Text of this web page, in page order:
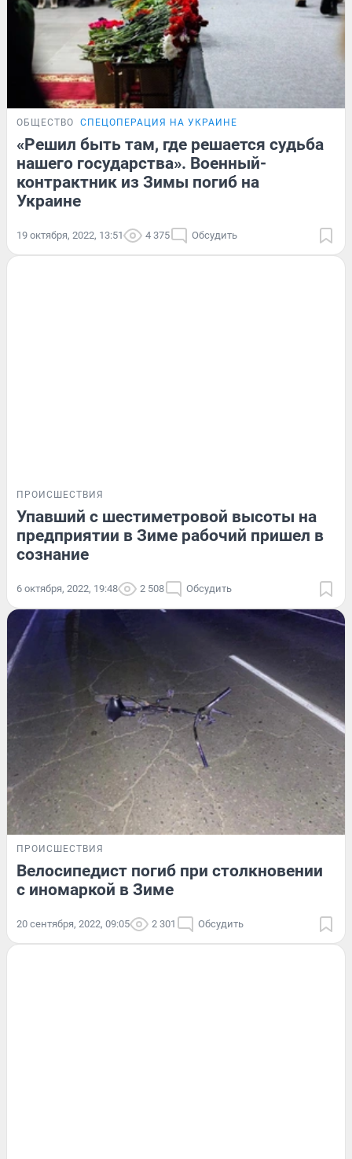
ОБЩЕСТВО СПЕЦОПЕРАЦИЯ НА УКРАИНЕ
«Решил быть там, где решается судьба
нашего государства». Военный-
контрактник из Зимы погиб на
Украине
19 октября, 2022, 13:51 4 375 Обсудить
ПРОИСШЕСТВИЯ
Упавший с шестиметровой высоты на
предприятии в Зиме рабочий пришел в
сознание
6 октября, 2022, 19:48 2 508 Обсудить
ПРОИСШЕСТВИЯ
Велосипедист погиб при столкновении
с иномаркой в Зиме
20 сентября, 2022, 09:05 2 301 Обсудить